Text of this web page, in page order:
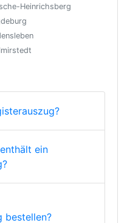
Heinrichsberg
ein
bestellen?